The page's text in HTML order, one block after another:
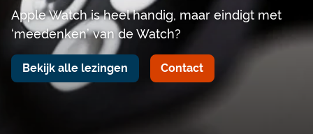
Apple Watch is heel handig, maar eindigt met
‘meedenken’ van de Watch?
Bekijk alle lezingen Contact